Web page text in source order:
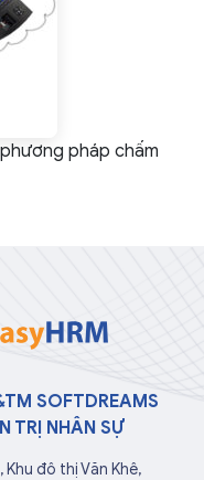
pháp chấm
SOFTDREAMS
TRỊ NHÂN SỰ
Khu đô thị Văn Khê,